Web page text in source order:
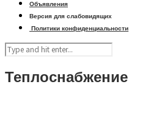
Объявления
Версия для слабовидящих
Политики конфиденциальности
Теплоснабжение